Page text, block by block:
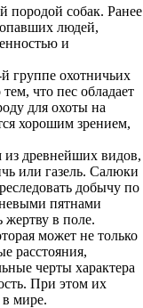
породой собак. Ранее
людей,
и
й группе охотничьих
что пес обладает
для охоты на
хорошим зрением,
из древнейших видов,
или газель. Салюки
добычу по
пятнами
жертву в поле.
может не только
расстояния,
черты характера
При этом их
мире.